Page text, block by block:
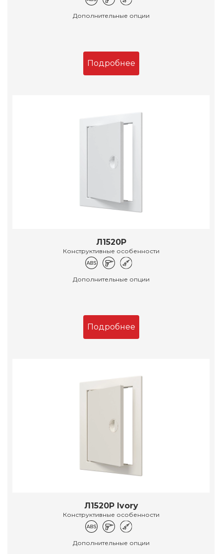
Дополнительные опции
Подробнее
Л1520Р
Конструктивные особенности
Дополнительные опции
Подробнее
Л1520Р Ivory
Конструктивные особенности
Дополнительные опции